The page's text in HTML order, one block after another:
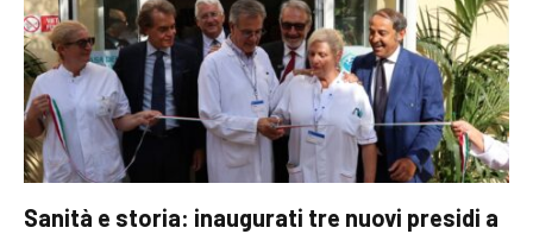
Sanità e storia: inaugurati tre nuovi presidi a